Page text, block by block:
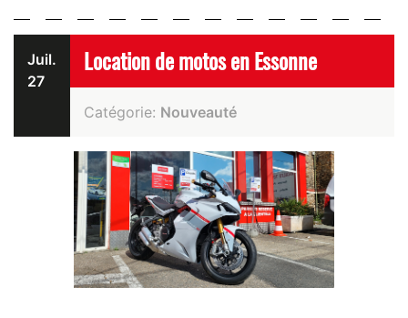
Juil.
27
Location de motos en Essonne
Catégorie: Nouveauté